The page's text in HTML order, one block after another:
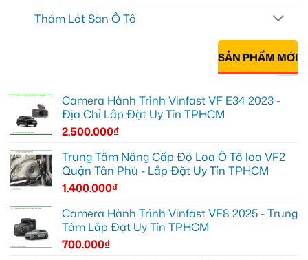
Thảm Lót Sàn Ô Tô
SẢN PHẨM MỚI
Camera Hành Trình Vinfast VF E34 2023 -
Địa Chỉ Lắp Đặt Uy Tín TPHCM
2.500.000₫
Trung Tâm Nâng Cấp Độ Loa Ô Tô loa VF2
Quận Tân Phú - Lắp Đặt Uy Tín TPHCM
1.400.000₫
Camera Hành Trình Vinfast VF8 2025 - Trung
Tâm Lắp Đặt Uy Tín TPHCM
700.000₫